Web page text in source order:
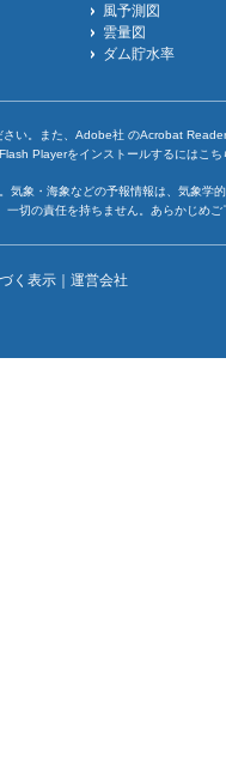
風予測図
雲量図
ダム貯水率
い。また、Adobe社 のAcrobat
Playerをインストールするには こち
気象・海象などの予報情報は、気象
切の責任を持ちません。あらかじめ
く表示 ｜ 運営会社